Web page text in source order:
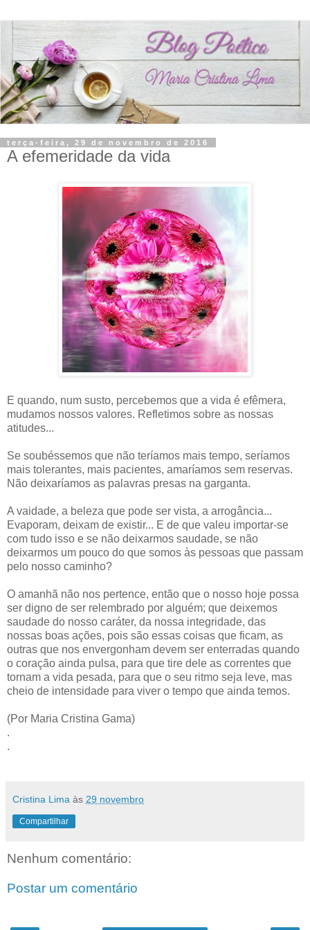
terça-feira, 29 de novembro de 2016
A efemeridade da vida
E quando, num susto, percebemos que a vida é efêmera,
mudamos nossos valores. Refletimos sobre as nossas
atitudes...
Se soubéssemos que não teríamos mais tempo, seríamos
mais tolerantes, mais pacientes, amaríamos sem reservas.
Não deixaríamos as palavras presas na garganta.
A vaidade, a beleza que pode ser vista, a arrogância...
Evaporam, deixam de existir... E de que valeu importar-se
com tudo isso e se não deixarmos saudade, se não
deixarmos um pouco do que somos às pessoas que passam
pelo nosso caminho?
O amanhã não nos pertence, então que o nosso hoje possa
ser digno de ser relembrado por alguém; que deixemos
saudade do nosso caráter, da nossa integridade, das
nossas boas ações, pois são essas coisas que ficam, as
outras que nos envergonham devem ser enterradas quando
o coração ainda pulsa, para que tire dele as correntes que
tornam a vida pesada, para que o seu ritmo seja leve, mas
cheio de intensidade para viver o tempo que ainda temos.
(Por Maria Cristina Gama)
.
.
Cristina Lima às 29 novembro
Compartilhar
Nenhum comentário:
Postar um comentário